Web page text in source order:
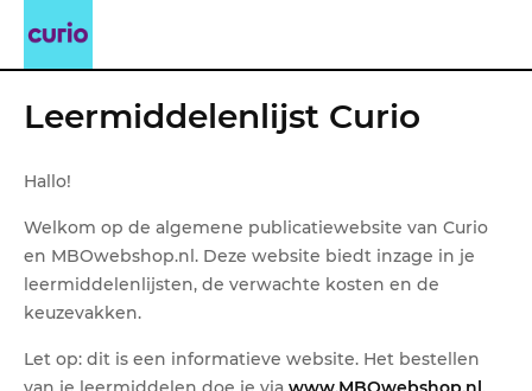
Leermiddelenlijst Curio
Hallo!
Welkom op de algemene publicatiewebsite van Curio
en MBOwebshop.nl. Deze website biedt inzage in je
leermiddelenlijsten, de verwachte kosten en de
keuzevakken.
Let op: dit is een informatieve website. Het bestellen